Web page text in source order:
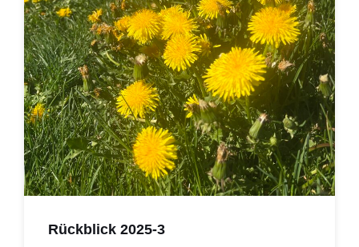
Rückblick 2025-3